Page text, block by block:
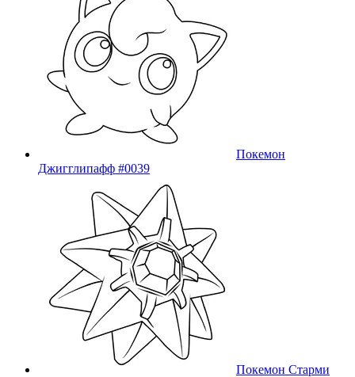
Покемон
Джигглипафф #0039
Покемон Старми